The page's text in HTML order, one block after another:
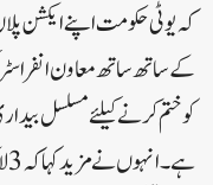
کہ یو ٹی حکومت اپنے ایکشن
کے ساتھ ساتھ معاون
کو ختم کرنے کیلئے مسلسل